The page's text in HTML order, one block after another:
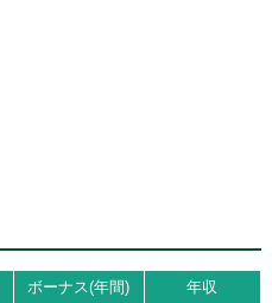
ボーナス(年間)
年収